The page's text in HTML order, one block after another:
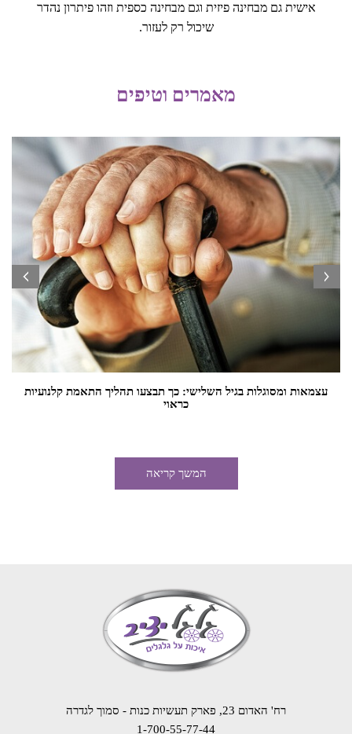
אישית גם מבחינה פיזית וגם מבחינה כספית וזהו פיתרון נהדר
שיכול רק לעזור.
מאמרים וטיפים
עצמאות ומסוגלות בגיל השלישי: כך תבצעו תהליך התאמת קלנועיות
כראוי
המשך קריאה
prev next
רח' האדום 23, פארק תעשיות כנות - סמוך לגדרה
1-700-55-77-44